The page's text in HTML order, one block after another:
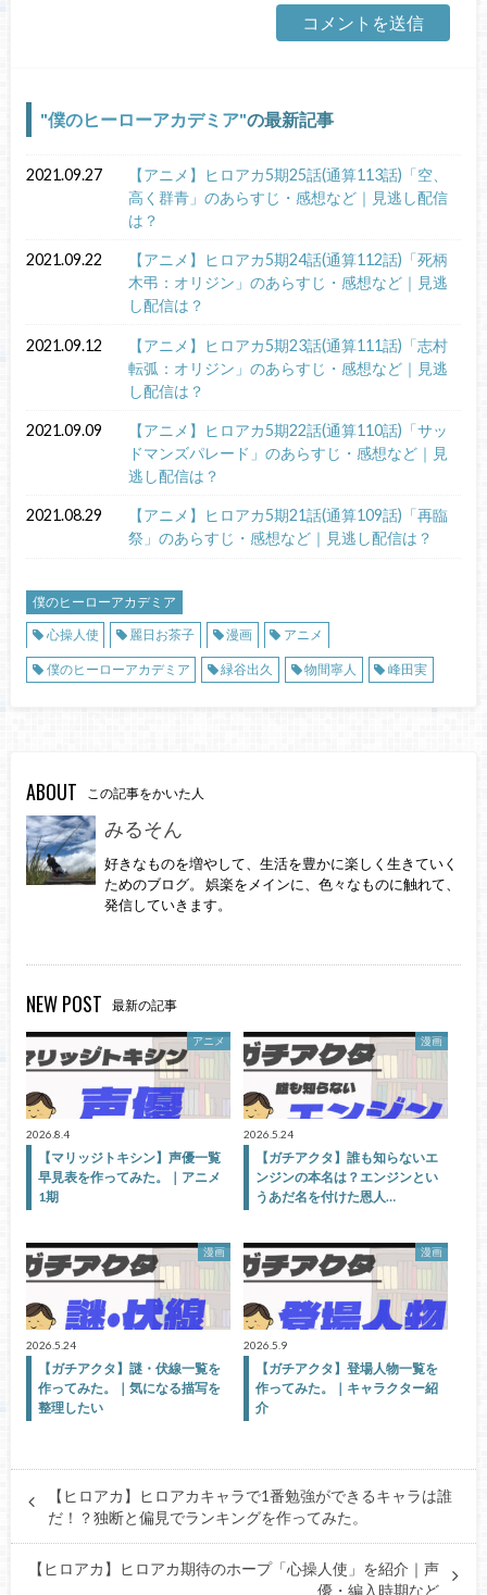
僕のヒーローアカデミア の最新記事
2021.09.27
【アニメ】ヒロアカ5期25話(通算113話)「空、
高く群青」のあらすじ・感想など｜見逃し配信
は？
2021.09.22
【アニメ】ヒロアカ5期24話(通算112話)「死柄
木弔：オリジン」のあらすじ・感想など｜見逃
し配信は？
2021.09.12
【アニメ】ヒロアカ5期23話(通算111話)「志村
転弧：オリジン」のあらすじ・感想など｜見逃
し配信は？
2021.09.09
【アニメ】ヒロアカ5期22話(通算110話)「サッ
ドマンズパレード」のあらすじ・感想など｜見
逃し配信は？
2021.08.29
【アニメ】ヒロアカ5期21話(通算109話)「再臨
祭」のあらすじ・感想など｜見逃し配信は？
僕のヒーローアカデミア
心操人使
麗日お茶子 漫画 アニメ
僕のヒーローアカデミア 緑谷出久 物間寧人 峰田実
ABOUT この記事をかいた人
みるそん
好きなものを増やして、生活を豊かに楽しく生きていく
ためのブログ。 娯楽をメインに、色々なものに触れて、
発信していきます。
NEW POST 最新の記事
アニメ
2026.8.4
【マリッジトキシン】声優一覧
早見表を作ってみた。｜アニメ
1期
漫画
2026.5.24
【ガチアクタ】誰も知らないエ
ンジンの本名は？エンジンとい
うあだ名を付けた恩人…
漫画
2026.5.24
【ガチアクタ】謎・伏線一覧を
作ってみた。｜気になる描写を
整理したい
漫画
2026.5.9
【ガチアクタ】登場人物一覧を
作ってみた。｜キャラクター紹
介
【ヒロアカ】ヒロアカキャラで1番勉強ができるキャラは誰
だ！？独断と偏見でランキングを作ってみた。
【ヒロアカ】ヒロアカ期待のホープ「心操人使」を紹介｜声
優・編入時期など